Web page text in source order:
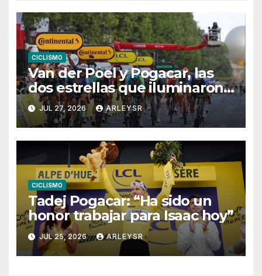
CICLISMO
Van der Poel y Pogacar, las
dos estrellas que iluminaron
París
JUL 27, 2026 ARLEYSR
CICLISMO
Tadej Pogacar: “Ha sido un
honor trabajar para Isaac hoy”
JUL 25, 2026 ARLEYSR